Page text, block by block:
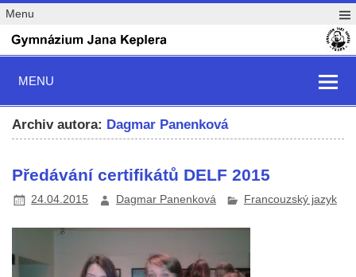
Menu
MENU
Archiv autora: Dagmar Panenková
Předávání certifikátů DELF 2015
24.04.2015 Dagmar Panenková Francouzský jazyk